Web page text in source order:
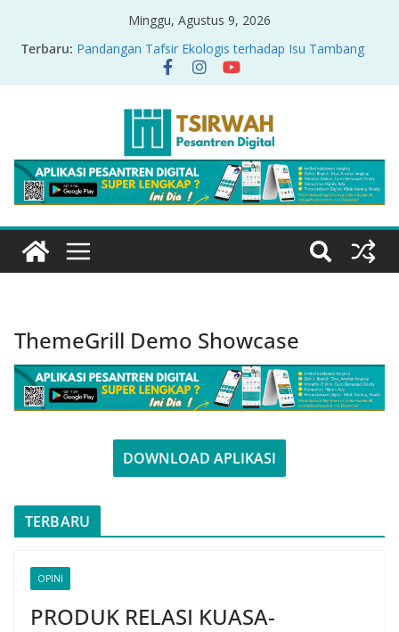
Minggu, Agustus 9, 2026
Terbaru: Pandangan Tafsir Ekologis terhadap Isu Tambang
Nikel di Raja Ampat
PRODUK RELASI KUASA-IDIOLOGI PADA TAFSIR
Sirah Nabawiyah
Oversharing dan Privasi dalam Al-Qur’an: “Ketika
Ayat Bicara Soal Curhat di Sosmed”
Menyikapi Fatherless, Kisah Lukman Menjadi
Cerminan
ThemeGrill Demo Showcase
DOWNLOAD APLIKASI
TERBARU
OPINI
PRODUK RELASI KUASA-